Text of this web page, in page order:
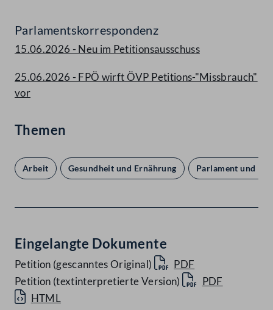
Parlamentskorrespondenz
15.06.2026 - Neu im Petitionsausschuss
25.06.2026 - FPÖ wirft ÖVP Petitions-"Missbrauch"
vor
Themen
Arbeit Gesundheit und Ernährung Parlament und
Eingelangte Dokumente
Petition (gescanntes Original)
PDF
Petition (textinterpretierte Version)
PDF
HTML